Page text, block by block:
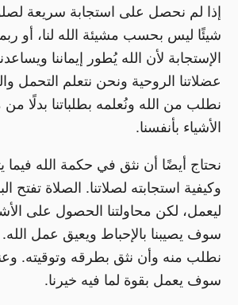
إذا لم نحصل على استجابة سريعة
شيئًا ليس بحسب مشيئة الله لنا، أو ربما
الإستجابة لأن الله يُطور إيماننا
عضلاتنا الروحية ونحن نتعلم التحمل
نطلب من الله ونُعلمه بطلباتنا بدلًا
الأشياء بأنفسنا.
نحتاج أيضًا أن نثق في حكمة الله فيما
وكيفية استجابته لصلاتنا. الصلاة تفتح
ليعمل، لكن محاولتنا الحصول على
سوف يصيبنا بالإحباط ويعيق عمل الله.
نطلب منه وأن نثق بطرقه وتوقيته.
سوف يعمل بقوة لما فيه خيرنا.